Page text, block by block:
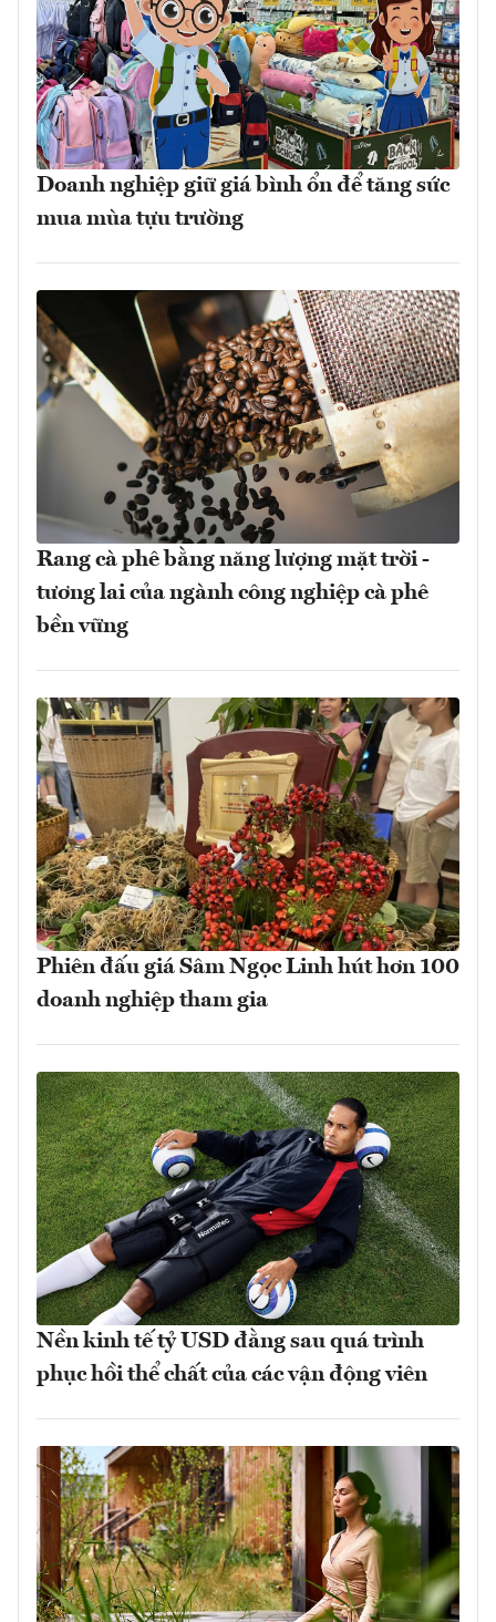
Doanh nghiệp giữ giá bình ổn để tăng sức
mua mùa tựu trường
Rang cà phê bằng năng lượng mặt trời -
tương lai của ngành công nghiệp cà phê
bền vững
Phiên đấu giá Sâm Ngọc Linh hút hơn 100
doanh nghiệp tham gia
Nền kinh tế tỷ USD đằng sau quá trình
phục hồi thể chất của các vận động viên